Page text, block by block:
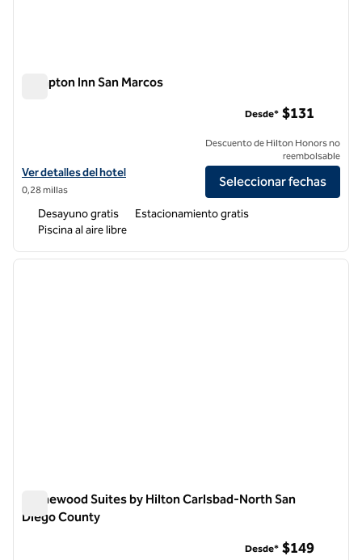
Hampton Inn San Marcos
Ver detalles del hotel Hampton Inn San Marcos
Ver detalles del hotel
0,28 millas
Desde* $131
Descuento de Hilton Honors no
reembolsable
Seleccionar fechas
Desayuno gratis
Estacionamiento gratis
Piscina al aire libre
1 de 12
Homewood Suites by Hilton Carlsbad-North San
Diego County
Desde* $149